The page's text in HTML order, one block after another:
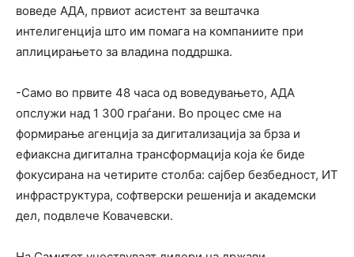
воведе АДА, првиот асистент за вештачка
интелигенција што им помага на компаниите при
аплицирањето за владина поддршка.
-Само во првите 48 часа од воведувањето, АДА
опслужи над 1 300 граѓани. Во процес сме на
формирање агенција за дигитализација за брза и
ефиаксна дигитална трансформација која ќе биде
фокусирана на четирите столба: сајбер безбедност, ИТ
инфраструктура, софтверски решенија и академски
дел, подвлече Ковачевски.